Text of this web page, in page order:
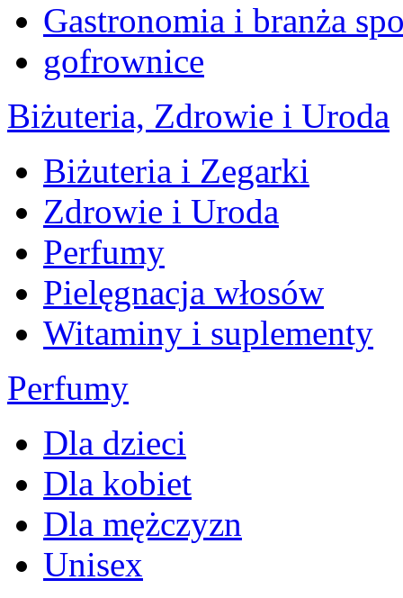
Gastronomia i branża
gofrownice
Biżuteria, Zdrowie i Uroda
Biżuteria i Zegarki
Zdrowie i Uroda
Perfumy
Pielęgnacja włosów
Witaminy i suplementy
Perfumy
Dla dzieci
Dla kobiet
Dla mężczyzn
Unisex